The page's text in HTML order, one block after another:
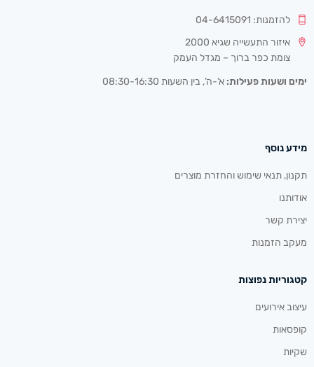
להזמנות: 04-6415091
איזור התעשייה שגיא 2000
צומת כפר ברוך – מגדל העמק
ימים ושעות פעילות: א’-ה’, בין השעות 08:30-16:30
מידע נוסף
תקנון, תנאי שימוש והחזרת מוצרים
אודותנו
יצירת קשר
מעקב הזמנות
קטגוריות נפוצות
עיצוב אירועים
קופסאות
שקיות